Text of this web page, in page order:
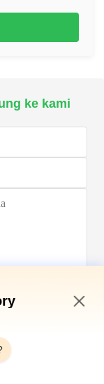
ke kami